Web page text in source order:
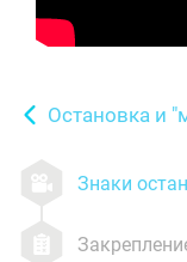
Остановка и
Знаки